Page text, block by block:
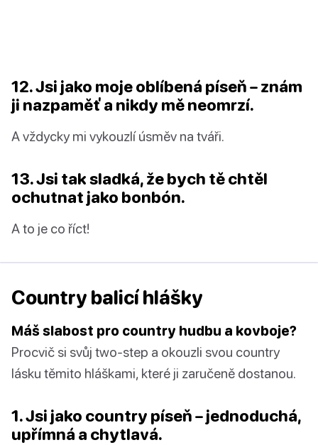
12. Jsi jako moje oblíbená píseň – znám
ji nazpaměť a nikdy mě neomrzí.
A vždycky mi vykouzlí úsměv na tváři.
13. Jsi tak sladká, že bych tě chtěl
ochutnat jako bonbón.
A to je co říct!
Country balicí hlášky
Máš slabost pro country hudbu a kovboje?
Procvič si svůj two-step a okouzli svou country
lásku těmito hláškami, které ji zaručeně dostanou.
1. Jsi jako country píseň – jednoduchá,
upřímná a chytlavá.